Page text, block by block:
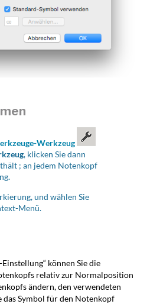
Werkzeug
, klicken Sie dann
; an jedem Notenkopf
und wählen Sie
Menü.
können Sie die
relativ zur Normalposition
ändern, den verwendeten
das Symbol für den Notenkopf